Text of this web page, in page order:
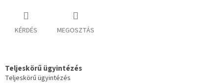
KÉRDÉS MEGOSZTÁS
Teljeskörű ügyintézés
Teljeskörű ügyintézés